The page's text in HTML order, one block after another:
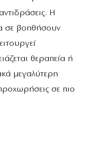
Η
σε βοηθήσουν
θεραπεία ή
μεγαλύτερη
σε πιο